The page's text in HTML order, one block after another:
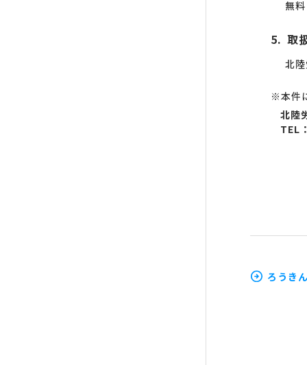
無
取
北
※本件
北陸
TEL
ろうき